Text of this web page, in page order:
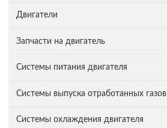
Двигатели
Запчасти на двигатель
Системы питания двигателя
Системы выпуска отработанных газов
Системы охлаждения двигателя